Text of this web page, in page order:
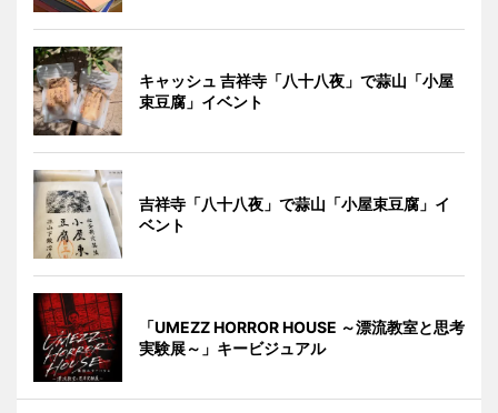
キャッシュ 吉祥寺「八十八夜」で蒜山「小屋
束豆腐」イベント
吉祥寺「八十八夜」で蒜山「小屋束豆腐」イ
ベント
「UMEZZ HORROR HOUSE ～漂流教室と思考
実験展～」キービジュアル